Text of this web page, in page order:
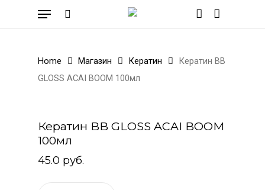
Menu
Home Магазин Кератин
Кератин BB
GLOSS ACAI BOOM 100мл
Кератин BB GLOSS ACAI BOOM
100мл
45.0 руб.